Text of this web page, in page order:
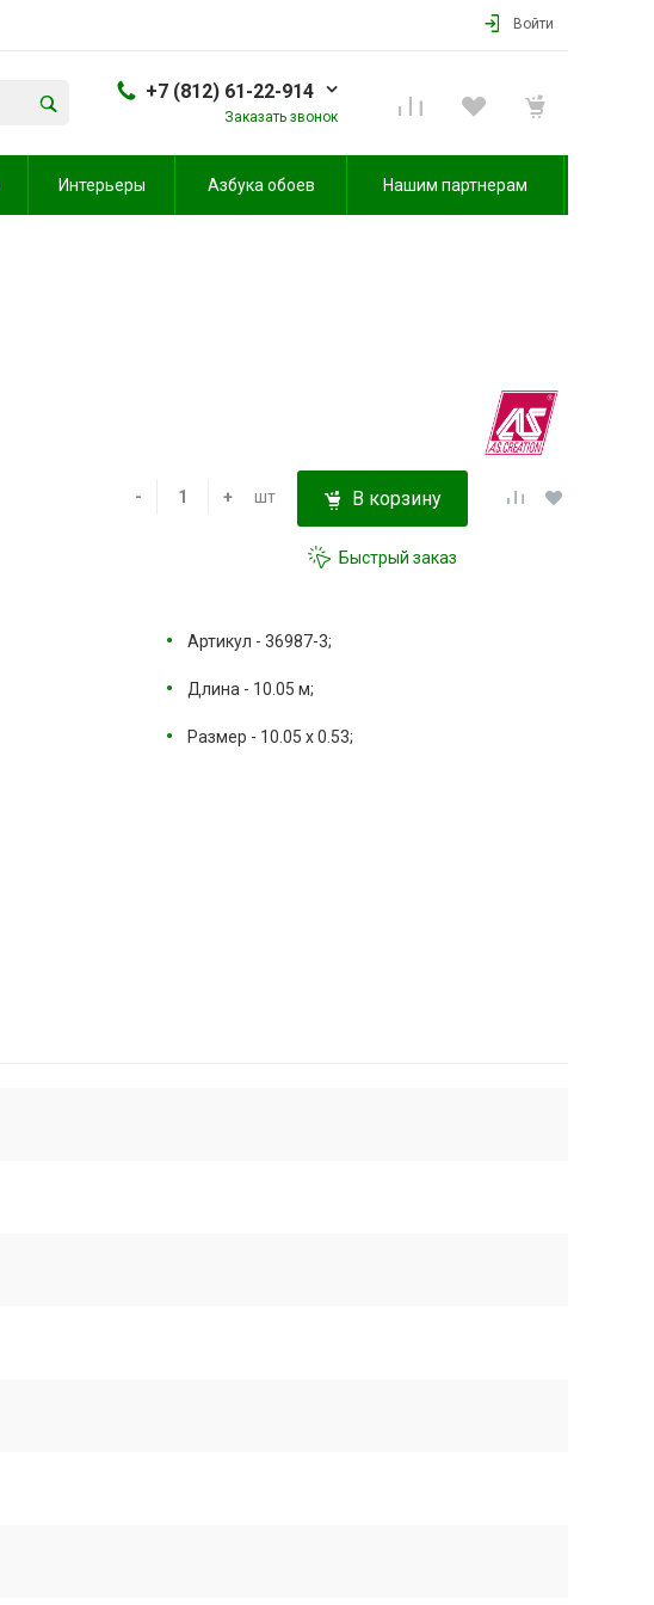
Войти
+7 (812) 61-22-914
Заказать звонок
Интерьеры Азбука обоев Нашим партнерам
- + шт В корзину
Быстрый заказ
Артикул - 36987-3;
Длина - 10.05 м;
Размер - 10.05 х 0.53;